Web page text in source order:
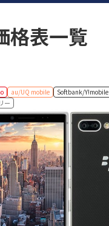
格表一覧
au/UQ mobile Softbank/Y!mobile
ー